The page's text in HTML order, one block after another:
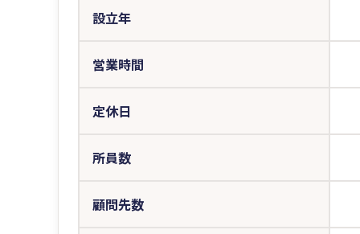
設立年
営業時間
定休日
所員数
顧問先数